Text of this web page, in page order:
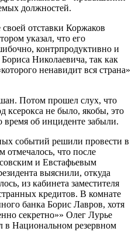
должностей.
отставки Коржаков
указал, что его
контрпродуктивно и
Николаевича, так как
ненавидит вся страна»
Потом прошел слух, что
ксерокса не было, якобы, это
об инциденте забыли.
событий решили провести в
что после
и Евстафьевым
выяснили, откуда
из кабинета заместителя
кредитов. В комнате
банка Борис Лавров, хотя
секретно»» Олег Лурье
в Национальном резервном